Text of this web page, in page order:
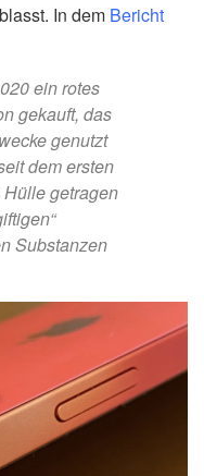
In dem Bericht
ein rotes
gekauft, das
genutzt
dem ersten
Hülle getragen
Substanzen